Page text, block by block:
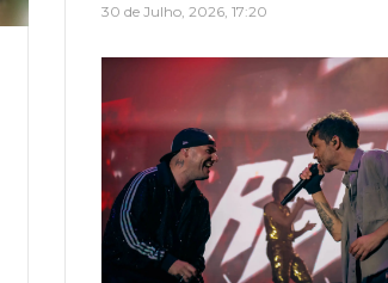
30 de Julho, 2026, 17:20